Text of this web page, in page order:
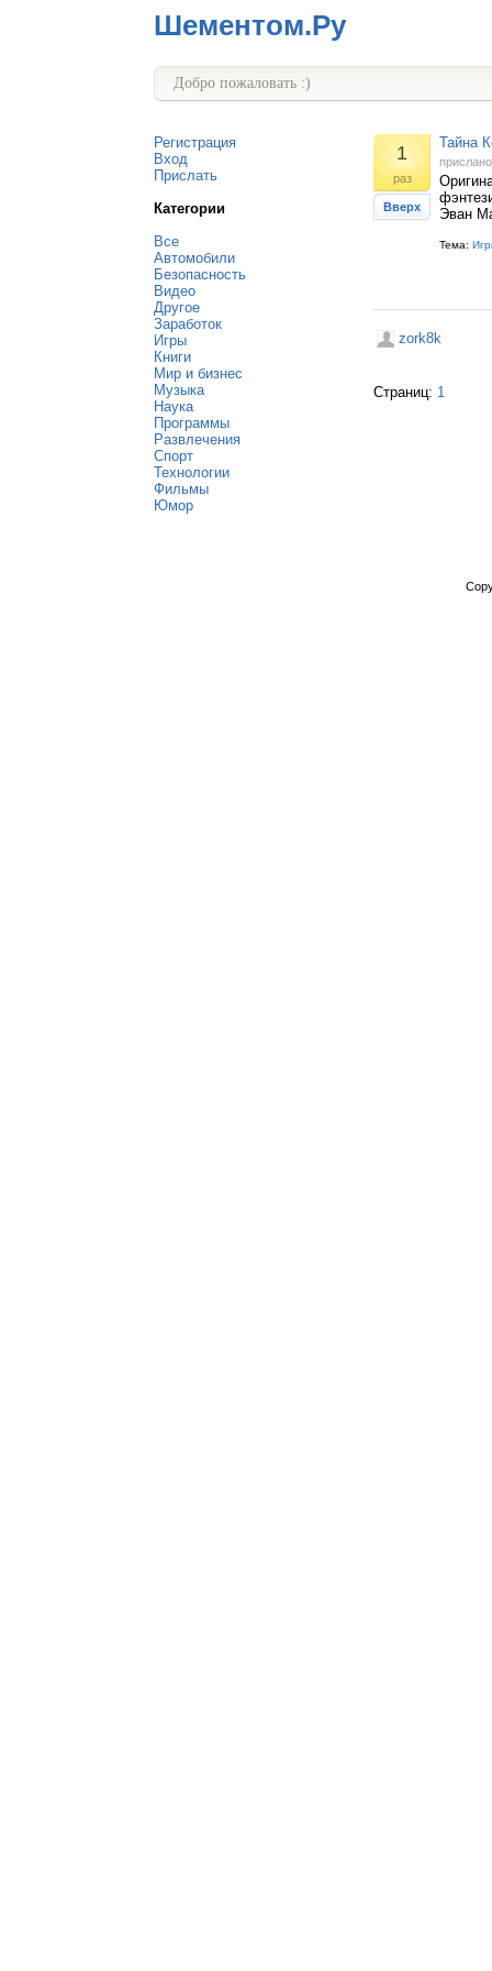
Шементом.Ру
Добро пожаловать :)
Регистрация
Вход
Прислать
Категории
Все
Автомобили
Безопасность
Видео
Другое
Заработок
Игры
Книги
Мир и бизнес
Музыка
Наука
Программы
Развлечения
Спорт
Технологии
Фильмы
Юмор
1
раз
Вверх
Тайна
Эван
Тема:
zork8k
Страниц: 1